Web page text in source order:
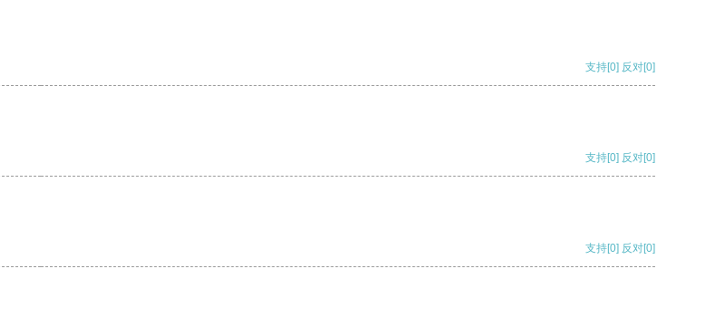
支持[0] 反对[0]
支持[0] 反对[0]
支持[0] 反对[0]